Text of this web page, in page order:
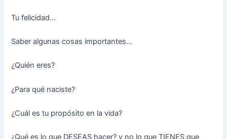
Tu felicidad…
Saber algunas cosas importantes…
¿Quién eres?
¿Para qué naciste?
¿Cuál es tu propósito en la vida?